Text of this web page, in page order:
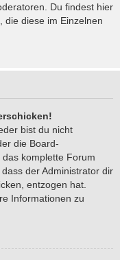
Du findest hier
die diese im Einzelnen
bist du nicht
die Board-
komplette Forum
der Administrator dir
entzogen hat.
Informationen zu